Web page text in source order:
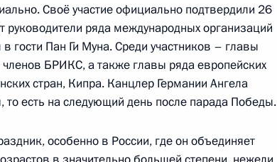
«Рыцарские ордена Европы»
Своё участие официально подтвердили 26
руководители ряда международных организаций
Пан Ги Муна. Среди участников – главы
членов БРИКС, а также главы ряда европейских
стран, Кипра. Канцлер Германии Ангела
есть на следующий день после парада Победы.
особенно в России, где он объединяет